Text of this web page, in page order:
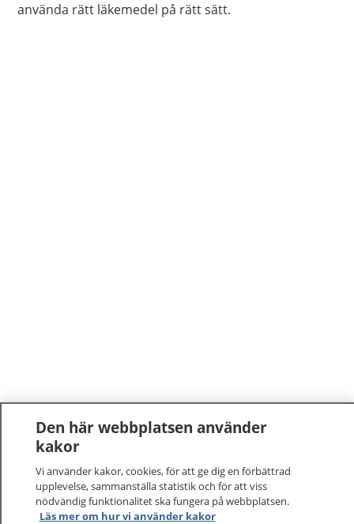
använda rätt läkemedel på rätt sätt.
Den här webbplatsen använder
kakor
Vi använder kakor, cookies, för att ge dig en förbättrad
upplevelse, sammanställa statistik och för att viss
nödvändig funktionalitet ska fungera på webbplatsen.
Läs mer om hur vi använder kakor